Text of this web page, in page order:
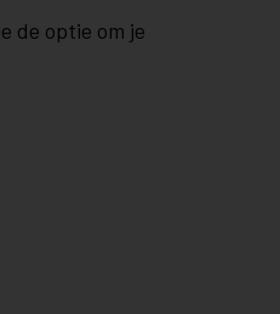
de optie om je